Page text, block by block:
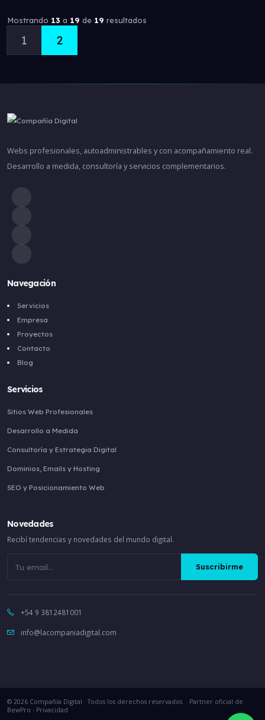
Mostrando 13 a 19 de 19 resultados
1 2
Webs profesionales, autoadministrables y con acompañamiento real.
Desarrollo a medida, consultoría y servicios complementarios.
Navegación
Servicios
Empresa
Proyectos
Contacto
Blog
Servicios
Sitios Web Profesionales
Desarrollo a Medida
Consultoría y Estrategia Digital
Dominios, Emails y Hosting
SEO y Posicionamiento Web
Novedades
Recibí tendencias y novedades del mundo digital.
Suscribirme
+54 9 3812481001
info@lacompaniadigital.com
© 2026 Compañía Digital · Todos los derechos reservados. · Partner oficial de
BewPro · Privacidad